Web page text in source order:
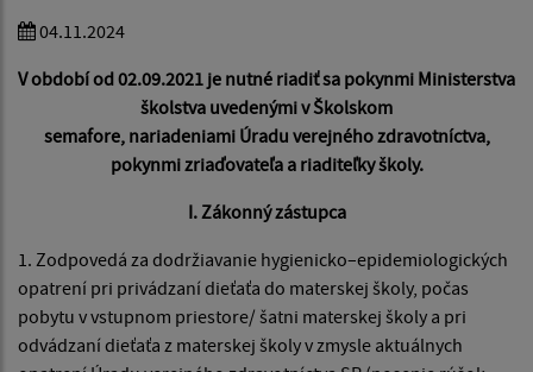
04.11.2024
V období od 02.09.2021 je nutné riadiť sa pokynmi Ministerstva
školstva uvedenými v Školskom
semafore, nariadeniami Úradu verejného zdravotníctva,
pokynmi zriaďovateľa a riaditeľky školy.
I. Zákonný zástupca
1. Zodpovedá za dodržiavanie hygienicko–epidemiologických
opatrení pri privádzaní dieťaťa do materskej školy, počas
pobytu v vstupnom priestore/ šatni materskej školy a pri
odvádzaní dieťaťa z materskej školy v zmysle aktuálnych